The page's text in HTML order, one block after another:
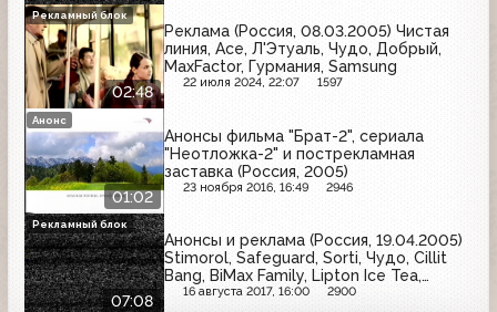
02:48
Реклама (Россия, 08.03.2005) Чистая
линия, Ace, Л'Этуаль, Чудо, Добрый,
MaxFactor, Гурмания, Samsung
22 июля 2024, 22:07 1597
Рекламный блок
01:02
Анонсы фильма "Брат-2", сериала
"Неотложка-2" и пострекламная
заставка (Россия, 2005)
23 ноября 2016, 16:49 2946
Анонс
07:08
Анонсы и реклама (Россия, 19.04.2005)
Stimorol, Safeguard, Sorti, Чудо, Cillit
Bang, BiMax Family, Lipton Ice Tea,
Garnier Fructis, Bio Max
16 августа 2017, 16:00 2900
Рекламный блок